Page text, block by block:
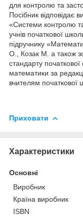
для контролю та
Посібник відповідає
«Системи контролю
учнів початкової
підручнику «
О., Козак М. а також
стандарту початкової
математики за
вчителям початкової
Приховати
Характеристики
Основні
Виробник
Країна виробник
ISBN